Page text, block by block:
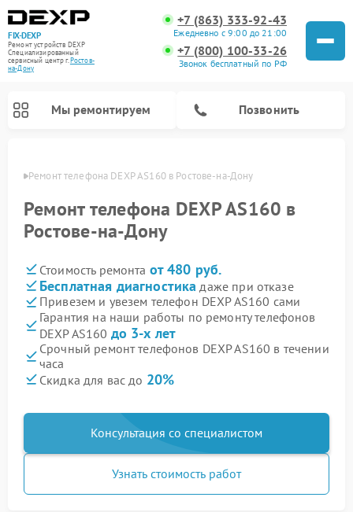
FIX-DEXP
Ремонт устройств DEXP
Специализированный
cервисный центр г.Ростов-
на-Дону
+7 (863) 333-92-43
Ежедневно с 9:00 до 21:00
+7 (800) 100-33-26
Звонок бесплатный по РФ
Мы ремонтируем Позвонить
Ремонт телефона DEXP AS160 в Ростове-на-Дону
Ремонт телефона DEXP AS160 в
Ростове-на-Дону
Стоимость ремонта от 480 руб.
Бесплатная диагностика даже при отказе
Привезем и увезем телефон DEXP AS160 сами
Гарантия на наши работы по ремонту телефонов
DEXP AS160 до 3-х лет
Срочный ремонт телефонов DEXP AS160 в течении
часа
Скидка для вас до 20%
Консультация со специалистом
Узнать стоимость работ